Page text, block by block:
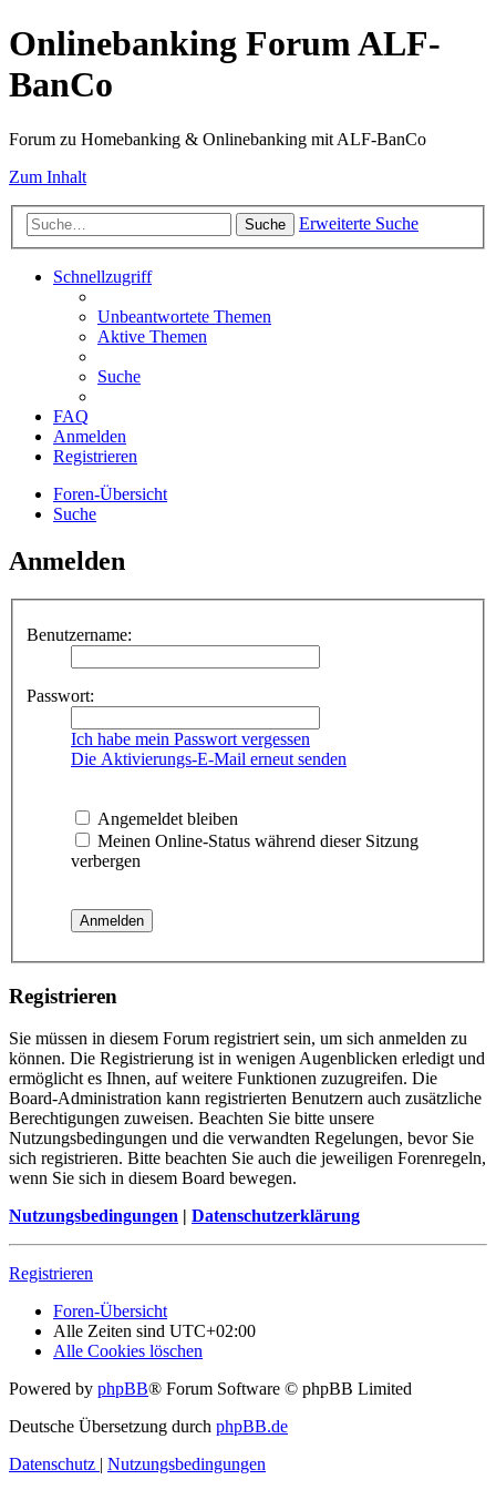
Onlinebanking Forum ALF-
BanCo
Forum zu Homebanking & Onlinebanking mit ALF-BanCo
Zum Inhalt
Suche Erweiterte Suche
Schnellzugriff
Unbeantwortete Themen
Aktive Themen
Suche
FAQ
Anmelden
Registrieren
Foren-Übersicht
Suche
Anmelden
Benutzername:
Passwort:
Ich habe mein Passwort vergessen
Die Aktivierungs-E-Mail erneut senden
Angemeldet bleiben
Meinen Online-Status während dieser Sitzung
verbergen
Registrieren
Sie müssen in diesem Forum registriert sein, um sich anmelden zu
können. Die Registrierung ist in wenigen Augenblicken erledigt und
ermöglicht es Ihnen, auf weitere Funktionen zuzugreifen. Die
Board-Administration kann registrierten Benutzern auch zusätzliche
Berechtigungen zuweisen. Beachten Sie bitte unsere
Nutzungsbedingungen und die verwandten Regelungen, bevor Sie
sich registrieren. Bitte beachten Sie auch die jeweiligen Forenregeln,
wenn Sie sich in diesem Board bewegen.
Nutzungsbedingungen | Datenschutzerklärung
Registrieren
Foren-Übersicht
Alle Zeiten sind UTC+02:00
Alle Cookies löschen
Powered by phpBB® Forum Software © phpBB Limited
Deutsche Übersetzung durch phpBB.de
Datenschutz | Nutzungsbedingungen